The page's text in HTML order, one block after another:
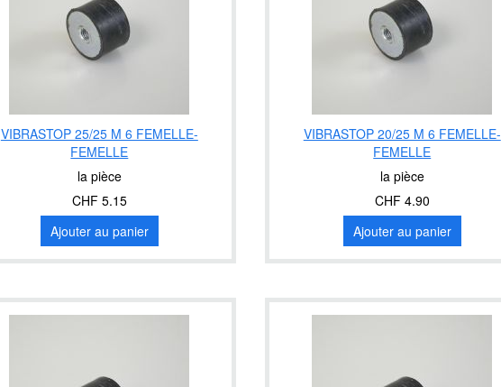
VIBRASTOP 25/25 M 6 FEMELLE-
FEMELLE
la pièce
CHF 5.15
Ajouter au panier
VIBRASTOP 20/25 M 6 FEMELLE-
FEMELLE
la pièce
CHF 4.90
Ajouter au panier